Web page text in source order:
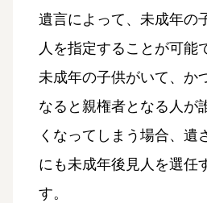
遺言によって、未成年の
人を指定することが可能
未成年の子供がいて、か
なると親権者となる人が
くなってしまう場合、遺
にも未成年後見人を選任
す。